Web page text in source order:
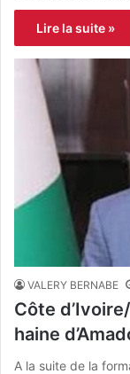
Lire la suite »
VALERY BERNABE
Côte
haine
A la suite de la